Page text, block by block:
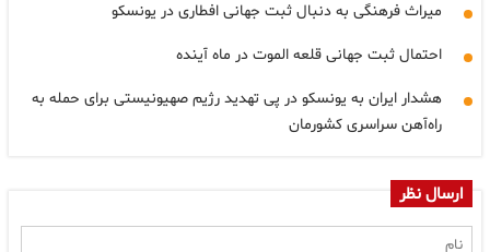
میراث فرهنگی به دنبال ثبت جهانی افطاری در یونسکو
احتمال ثبت جهانی قلعه الموت در ماه آینده
هشدار ایران به یونسکو در پی تهدید رژیم صهیونیستی برای حمله به
راه‌آهن سراسری کشورمان
ارسال نظر